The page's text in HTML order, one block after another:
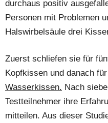
durchaus positiv
Personen mit Problemen
Halswirbelsäule drei
Zuerst schliefen sie für
Kopfkissen und danach
Wasserkissen. Nach
Testteilnehmer ihre
mitteilen. Aus dieser